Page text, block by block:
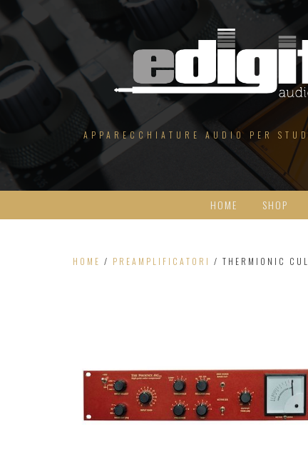
Salta
al
contenuto
APPARECCHIATURE AUDIO PER
HOME SHOP
HOME / PREAMPLIFICATORI / THERMIONIC